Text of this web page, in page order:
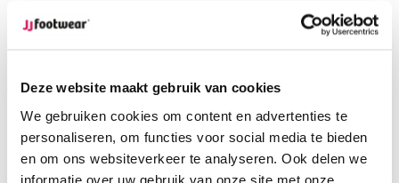
Deze website maakt gebruik van cookies
We gebruiken cookies om content en advertenties te
personaliseren, om functies voor social media te bieden
en om ons websiteverkeer te analyseren. Ook delen we
informatie over uw gebruik van onze site met onze
Free returns
Description
Cortez - Asphalt